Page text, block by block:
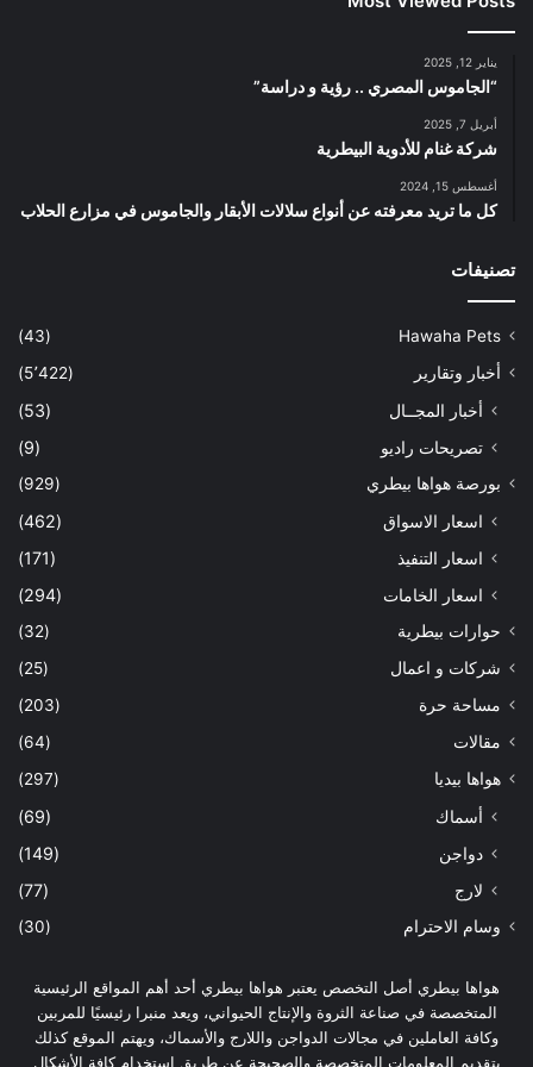
يناير 12, 2025
“الجاموس المصري .. رؤية و دراسة”
أبريل 7, 2025
شركة غنام للأدوية البيطرية
أغسطس 15, 2024
كل ما تريد معرفته عن أنواع سلالات الأبقار والجاموس في مزارع الحلاب
تصنيفات
Hawaha Pets
(43)
أخبار وتقارير
(5٬422)
أخبار المجــال
(53)
تصريحات راديو
(9)
بورصة هواها بيطري (929)
اسعار الاسواق
(462)
اسعار التنفيذ
(171)
اسعار الخامات
(294)
حوارات بيطرية
(32)
شركات و اعمال
(25)
مساحة حرة
(203)
مقالات
(64)
هواها بيديا
(297)
أسماك
(69)
دواجن
(149)
لارج
(77)
وسام الاحترام (30)
هواها بيطري أصل التخصص يعتبر هواها بيطري أحد أهم المواقع الرئيسية
المتخصصة في صناعة الثروة والإنتاج الحيواني، ويعد منبرا رئيسيًا للمربين
وكافة العاملين في مجالات الدواجن واللارج والأسماك، ويهتم الموقع كذلك
بتقديم المعلومات المتخصصة والصحيحة عن طريق استخدام كافة الأشكال